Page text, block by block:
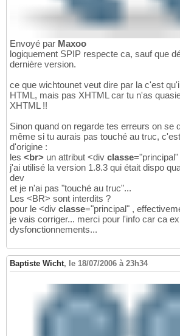
Envoyé par Maxoo
logiquement SPIP respecte ca, sauf que
dernière version.
ce que wichtounet veut dire par la c'est
HTML, mais pas XHTML car tu n'as
XHTML !!
Sinon quand on regarde tes erreurs on se
même si tu aurais pas touché au truc,
d'origine :
les <br> un attribut <div classe
j'ai utilisé la version 1.8.3 qui était dispo
dev
et je n'ai pas "touché au truc"...
Les <BR> sont interdits ?
pour le <div classe="principal" ,
je vais corriger... merci pour l'info car ca
dysfonctionnements...
Baptiste Wicht, le 18/07/2006 à 23h34